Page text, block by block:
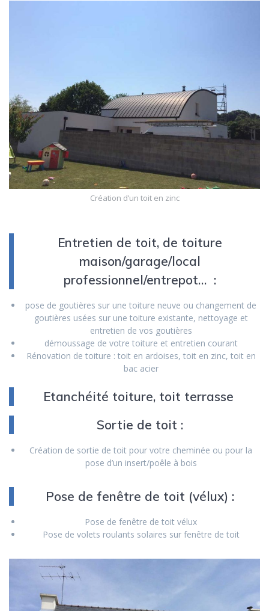
Création d’un toit en zinc
Entretien de toit, de toiture
maison/garage/local
professionnel/entrepot… :
pose de goutières sur une toiture neuve ou changement de
goutières usées sur une toiture existante, nettoyage et
entretien de vos goutières
démoussage de votre toiture et entretien courant
Rénovation de toiture : toit en ardoises, toit en zinc, toit en
bac acier
Etanchéité toiture, toit terrasse
Sortie de toit :
Création de sortie de toit pour votre cheminée ou pour la
pose d’un insert/poêle à bois
Pose de fenêtre de toit (vélux) :
Pose de fenêtre de toit vélux
Pose de volets roulants solaires sur fenêtre de toit